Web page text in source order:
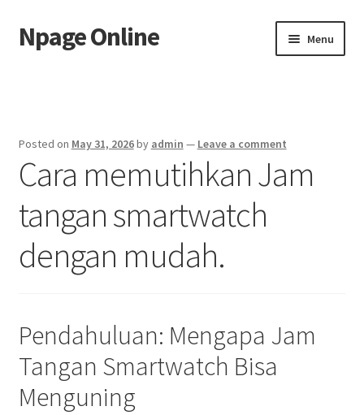
Skip
to
Skip
to
Npage Online Menu
Posted on May 31, 2026by admin — Leave a comment
Cara memutihkan Jam
tangan smartwatch
dengan mudah.
Pendahuluan: Mengapa Jam
Tangan Smartwatch Bisa
Menguning